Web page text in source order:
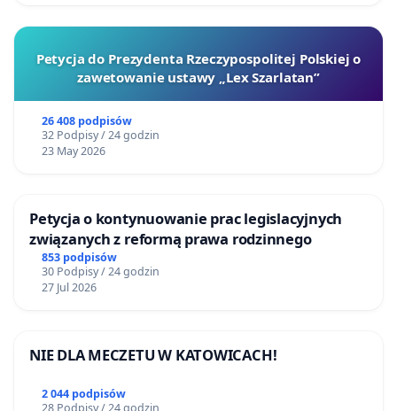
Petycja do Prezydenta Rzeczypospolitej Polskiej o
zawetowanie ustawy „Lex Szarlatan”
26 408 podpisów
32 Podpisy / 24 godzin
23 May 2026
Petycja o kontynuowanie prac legislacyjnych
związanych z reformą prawa rodzinnego
853 podpisów
30 Podpisy / 24 godzin
27 Jul 2026
NIE DLA MECZETU W KATOWICACH!
2 044 podpisów
28 Podpisy / 24 godzin